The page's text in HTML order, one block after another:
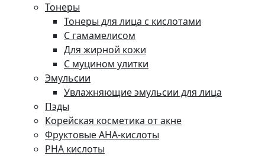
Тонеры
Тонеры для лица с кислотами
С гамамелисом
Для жирной кожи
С муцином улитки
Эмульсии
Увлажняющие эмульсии для лица
Пэды
Корейская косметика от акне
Фруктовые AHA-кислоты
PHA кислоты